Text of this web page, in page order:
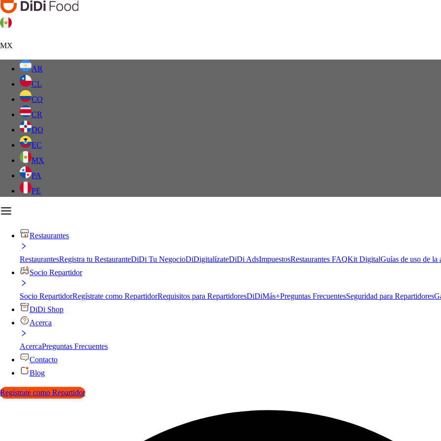
MX
AR
CL
CO
CR
DO
EC
MX
PA
PE
Restaurantes
RestaurantesRegistra tu RestauranteDiDi Tu NegocioDiDigitalízateDiDi AdsImpuestosRestaurantes FAQKit DigitalGuías de uso de la
Socio Repartidor
Socio RepartidorRegístrate como RepartidorRequisitos para RepartidoresDiDiMás+Preguntas FrecuentesSeguridad para Repartidores
DiDi Shop
Acerca
AcercaPreguntas Frecuentes
Contacto
Blog
Regístrate como Repartidor